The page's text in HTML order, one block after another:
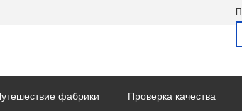
фабрики Проверка качества